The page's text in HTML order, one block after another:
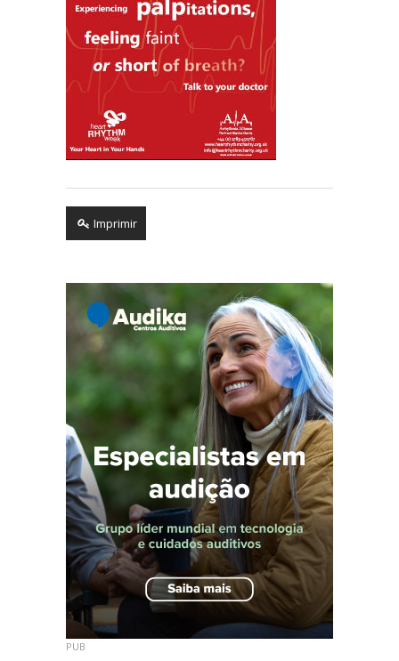
Imprimir
PUB